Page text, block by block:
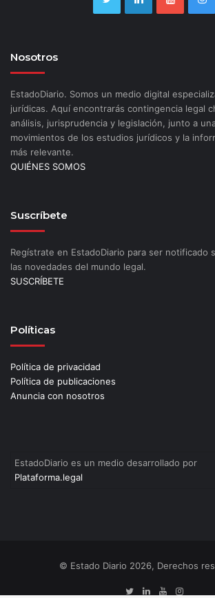
Nosotros
EstadoDiario. Somos un medio digital
jurídicas. Aquí encontrarás contingencia legal
análisis, jurisprudencia y legislación, junto a
movimientos de los estudios jurídicos y la
más relevante.
QUIÉNES SOMOS
Suscríbete
Regístrate en EstadoDiario para ser notificado
las novedades del mundo legal.
SUSCRÍBETE
Políticas
Política de privacidad
Política de publicaciones
Anuncia con nosotros
EstadoDiario es un medio desarrollado por
Plataforma.legal
© Estado Diario 2026, Derechos